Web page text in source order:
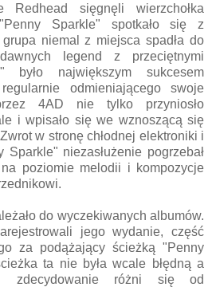
Redhead sięgnęli wierzchołka
Sparkle" spotkało się z
niemal z miejsca spadła do
legend z przeciętnymi
było największym sukcesem
odmieniającego swoje
4AD nie tylko przyniosło
i wpisało się we wznoszącą się
w stronę chłodnej elektroniki i
niezasłużenie pogrzebał
poziomie melodii i kompozycje
do wyczekiwanych albumów.
jego wydanie, część
za podążający ścieżką "Penny
ta nie była wcale błędną a
zdecydowanie różni się od